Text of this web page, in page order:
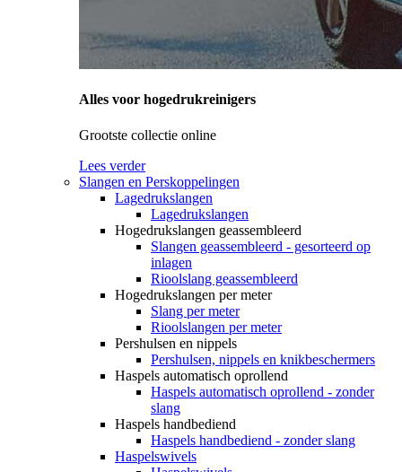
Alles voor hogedrukreinigers
Grootste collectie online
Lees verder
Slangen en Perskoppelingen
Lagedrukslangen
Lagedrukslangen
Hogedrukslangen geassembleerd
Slangen geassembleerd - gesorteerd op
inlagen
Rioolslang geassembleerd
Hogedrukslangen per meter
Slang per meter
Rioolslangen per meter
Pershulsen en nippels
Pershulsen, nippels en knikbeschermers
Haspels automatisch oprollend
Haspels automatisch oprollend - zonder
slang
Haspels handbediend
Haspels handbediend - zonder slang
Haspelswivels